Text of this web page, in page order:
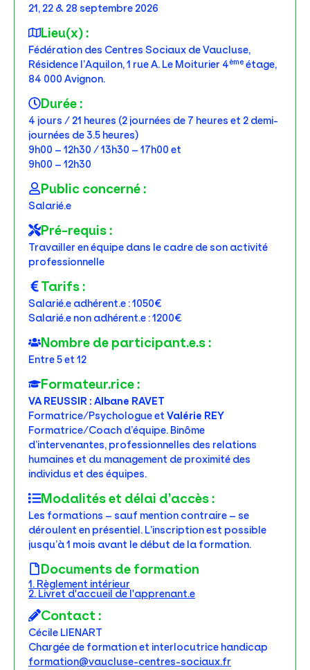
21, 22 & 28 septembre 2026
Lieu(x) :
Fédération des Centres Sociaux de Vaucluse,
Résidence l’Aquilon, 1 rue A. Le Moiturier 4ème étage,
84 000 Avignon.
Durée :
4 jours / 21 heures (2 journées de 7 heures et 2 demi-
journées de 3.5 heures)
9h00 – 12h30 / 13h30 – 17h00 et
9h00 – 12h30
Public concerné :
Salarié.e
Pré-requis :
Travailler en équipe dans le cadre de son activité
professionnelle
Tarifs :
Salarié.e adhérent.e : 1050€
Salarié.e non adhérent.e : 1200€
Nombre de participant.e.s :
Entre 5 et 12
Formateur.rice :
VA REUSSIR : Albane RAVET
Formatrice/Psychologue et Valérie REY
Formatrice/Coach d’équipe. Binôme
d’intervenantes, professionnelles des relations
humaines et du management de proximité des
individus et des équipes.
Modalités et délai d’accès :
Les formations – sauf mention contraire – se
déroulent en présentiel. L’inscription est possible
jusqu’à 1 mois avant le début de la formation.
Documents de formation
1. Règlement intérieur
2. Livret d'accueil de l'apprenant.e
Contact :
Cécile LIENART
Chargée de formation et interlocutrice handicap
formation@vaucluse-centres-sociaux.fr